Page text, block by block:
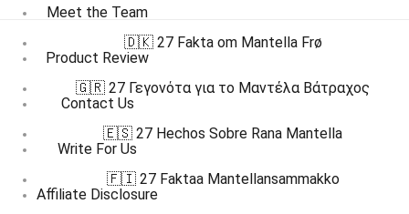
Meet the Team
Product Review
Contact Us
Write For Us
Affiliate Disclosure
🇩🇰 27 Fakta om Mantella Frø
🇬🇷 27 Γεγονότα για το Μαντέλα Βάτραχος
🇪🇸 27 Hechos Sobre Rana Mantella
🇫🇮 27 Faktaa Mantellansammakko